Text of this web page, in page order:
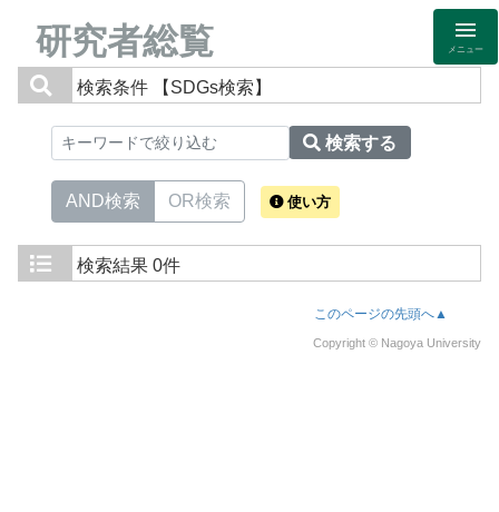
研究者総覧 メニュー
検索条件 【SDGs検索】
検索する
AND検索 OR検索 使い方
検索結果 0件
このページの先頭へ▲
Copyright © Nagoya University